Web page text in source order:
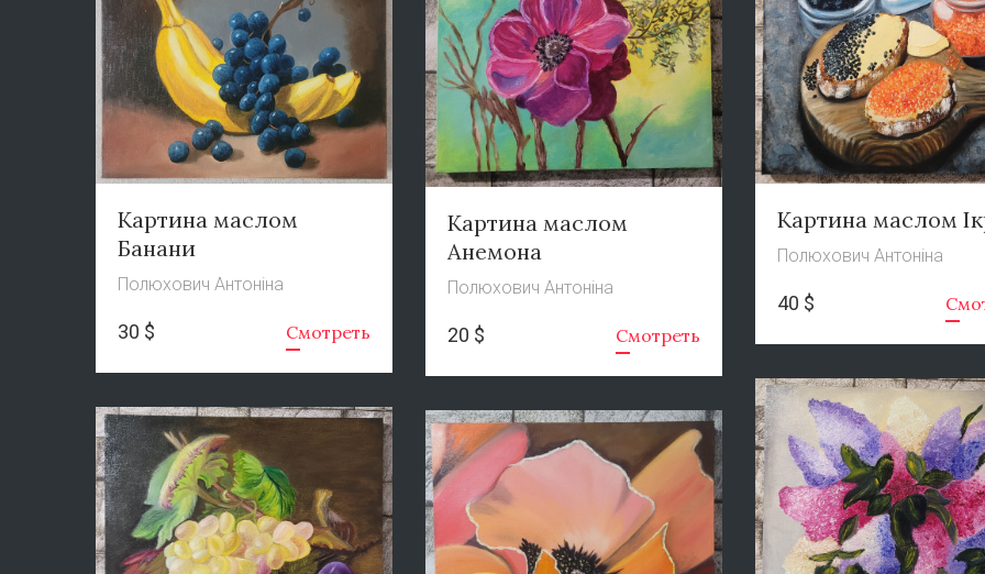
Картина маслом
Банани
Полюхович Антоніна
30 $ Смотреть
Картина маслом
Анемона
Полюхович Антоніна
20 $ Смотреть
Картина маслом
Полюхович Антоніна
40 $